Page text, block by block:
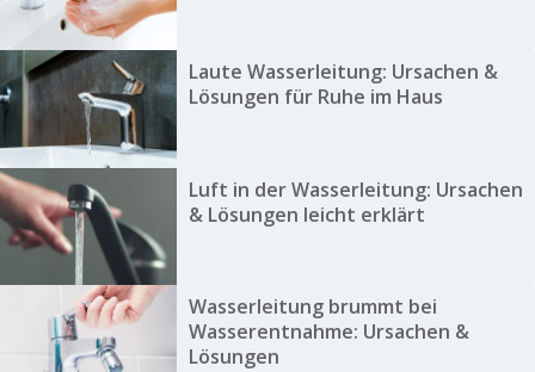
Laute Wasserleitung: Ursachen &
Lösungen für Ruhe im Haus
Luft in der Wasserleitung: Ursachen
& Lösungen leicht erklärt
Wasserleitung brummt bei
Wasserentnahme: Ursachen &
Lösungen